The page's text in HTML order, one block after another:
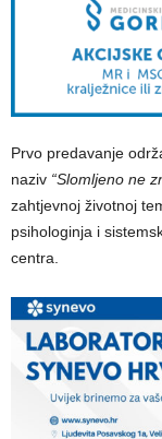
Prvo predavanje
naziv “Slomljeno ne
zahtjevnoj životnoj
psihologinja i
centra.